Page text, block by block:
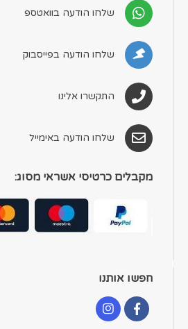
שלחו הודעה בוואטספ
שלחו הודעה בפייסבוק
התקשרו אלינו
שלחו הודעה באימייל
מקבלים כרטיסי אשראי מסוג:
חפשו אותנו